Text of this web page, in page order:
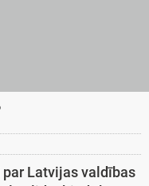
Latvijas valdības